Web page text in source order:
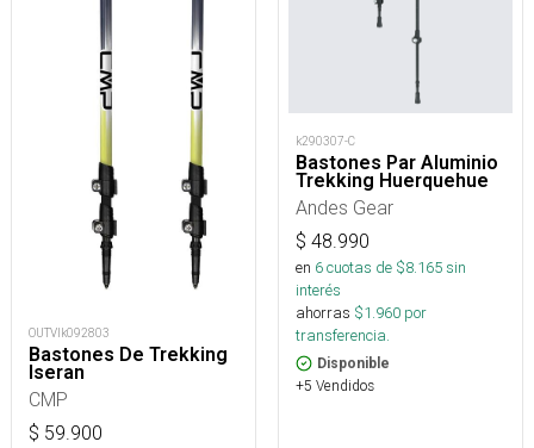
OUTVlk092803
Bastones De Trekking
Iseran
CMP
$ 59.900
k290307-C
Bastones Par Aluminio
Trekking Huerquehue
Andes Gear
$ 48.990
en 6cuotas de $8.165sin
interés
ahorras $1.960 por
transferencia.
Disponible
+5 Vendidos